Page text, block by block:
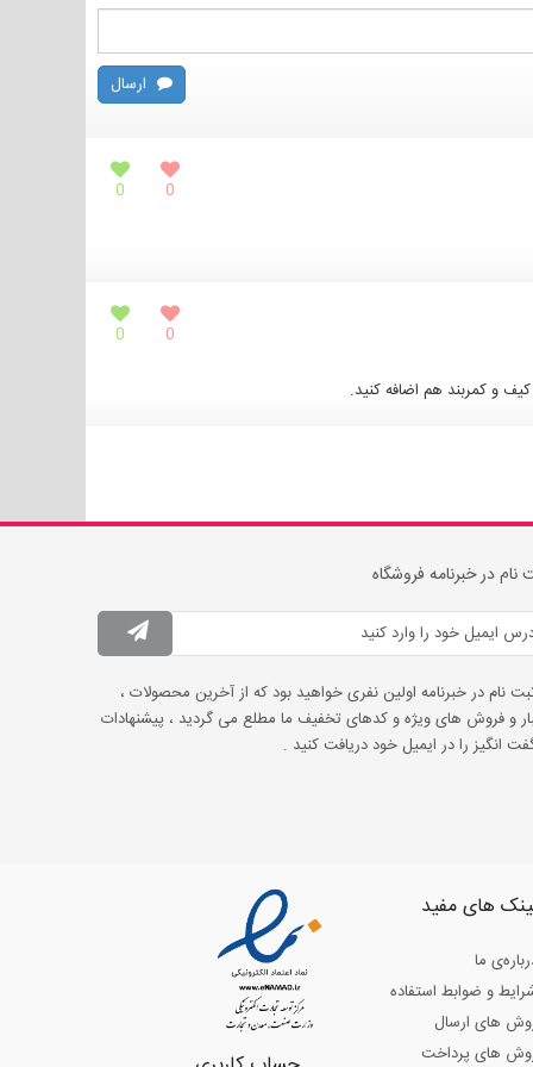
ارسال
0
0
0
0
و کمربند هم اضافه کنید.
نام در خبرنامه فروشگاه
نام در خبرنامه اولین نفری خواهید بود که از آخرین محصولات ،
و فروش های ویژه و کدهای تخفیف ما مطلع می گردید ، پیشنهادات
انگیز را در ایمیل خود دریافت کنید .
های مفید
ما
و ضوابط استفاده
های ارسال
های پرداخت